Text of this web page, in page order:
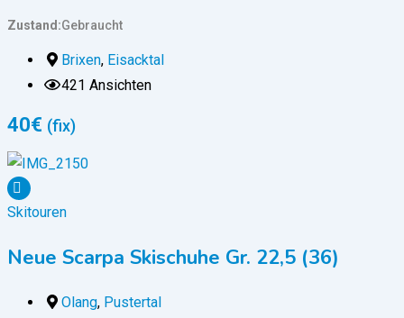
Zustand Gebraucht
Brixen, Eisacktal
421 Ansichten
40€ (fix)
Skitouren
Neue Scarpa Skischuhe Gr. 22,5 (36)
Olang, Pustertal